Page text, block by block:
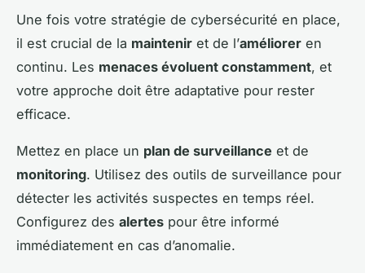
Une fois votre stratégie de cybersécurité en place,
il est crucial de la maintenir et de l’améliorer en
continu. Les menaces évoluent constamment, et
votre approche doit être adaptative pour rester
efficace.
Mettez en place un plan de surveillance et de
monitoring. Utilisez des outils de surveillance pour
détecter les activités suspectes en temps réel.
Configurez des alertes pour être informé
immédiatement en cas d’anomalie.